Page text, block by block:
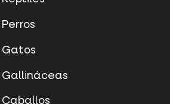
Perros
Gatos
Gallináceas
Caballos